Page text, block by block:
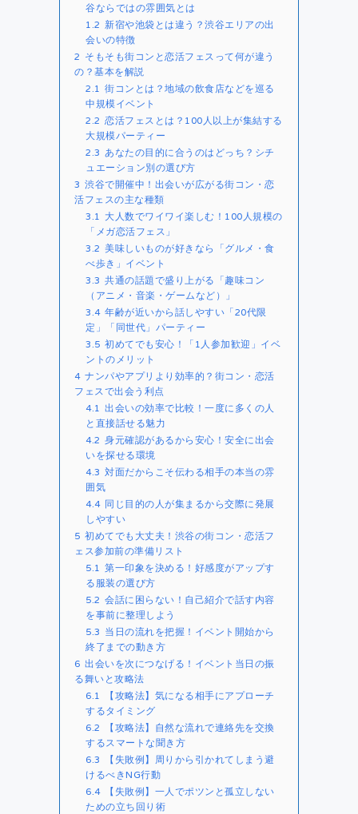
谷ならではの雰囲気とは
1.2 新宿や池袋とは違う？渋谷エリアの出
会いの特徴
2 そもそも街コンと恋活フェスって何が違う
の？基本を解説
2.1 街コンとは？地域の飲食店などを巡る
中規模イベント
2.2 恋活フェスとは？100人以上が集結する
大規模パーティー
2.3 あなたの目的に合うのはどっち？シチ
ュエーション別の選び方
3 渋谷で開催中！出会いが広がる街コン・恋
活フェスの主な種類
3.1 大人数でワイワイ楽しむ！100人規模の
「メガ恋活フェス」
3.2 美味しいものが好きなら「グルメ・食
べ歩き」イベント
3.3 共通の話題で盛り上がる「趣味コン
（アニメ・音楽・ゲームなど）」
3.4 年齢が近いから話しやすい「20代限
定」「同世代」パーティー
3.5 初めてでも安心！「1人参加歓迎」イベ
ントのメリット
4 ナンパやアプリより効率的？街コン・恋活
フェスで出会う利点
4.1 出会いの効率で比較！一度に多くの人
と直接話せる魅力
4.2 身元確認があるから安心！安全に出会
いを探せる環境
4.3 対面だからこそ伝わる相手の本当の雰
囲気
4.4 同じ目的の人が集まるから交際に発展
しやすい
5 初めてでも大丈夫！渋谷の街コン・恋活フ
ェス参加前の準備リスト
5.1 第一印象を決める！好感度がアップす
る服装の選び方
5.2 会話に困らない！自己紹介で話す内容
を事前に整理しよう
5.3 当日の流れを把握！イベント開始から
終了までの動き方
6 出会いを次につなげる！イベント当日の振
る舞いと攻略法
6.1
【攻略法】気になる相手にアプローチ
するタイミング
6.2
【攻略法】自然な流れで連絡先を交換
するスマートな聞き方
6.3
【失敗例】周りから引かれてしまう避
けるべきNG行動
6.4
【失敗例】一人でポツンと孤立しない
ための立ち回り術